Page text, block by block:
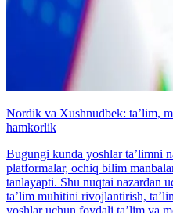
Nordik va Xushnudbek: taʼlim,
hamkorlik
Bugungi kunda yoshlar taʼlimni
platformalar, ochiq bilim
tanlayapti. Shu nuqtai nazardan
taʼlim muhitini rivojlantirish,
yoshlar uchun foydali taʼlim va